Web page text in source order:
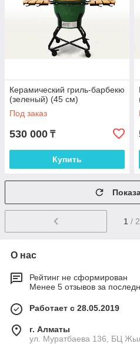
Керамический гриль-барбекю
(зеленый) (45 см)
Под заказ
530 000 ₸
Купить
1 / 2
О нас
Рейтинг не сформирован
Менее 5 отзывов за
Работает с 28.05.2019
г. Алматы
ул. Муратбаева 136, БЦ